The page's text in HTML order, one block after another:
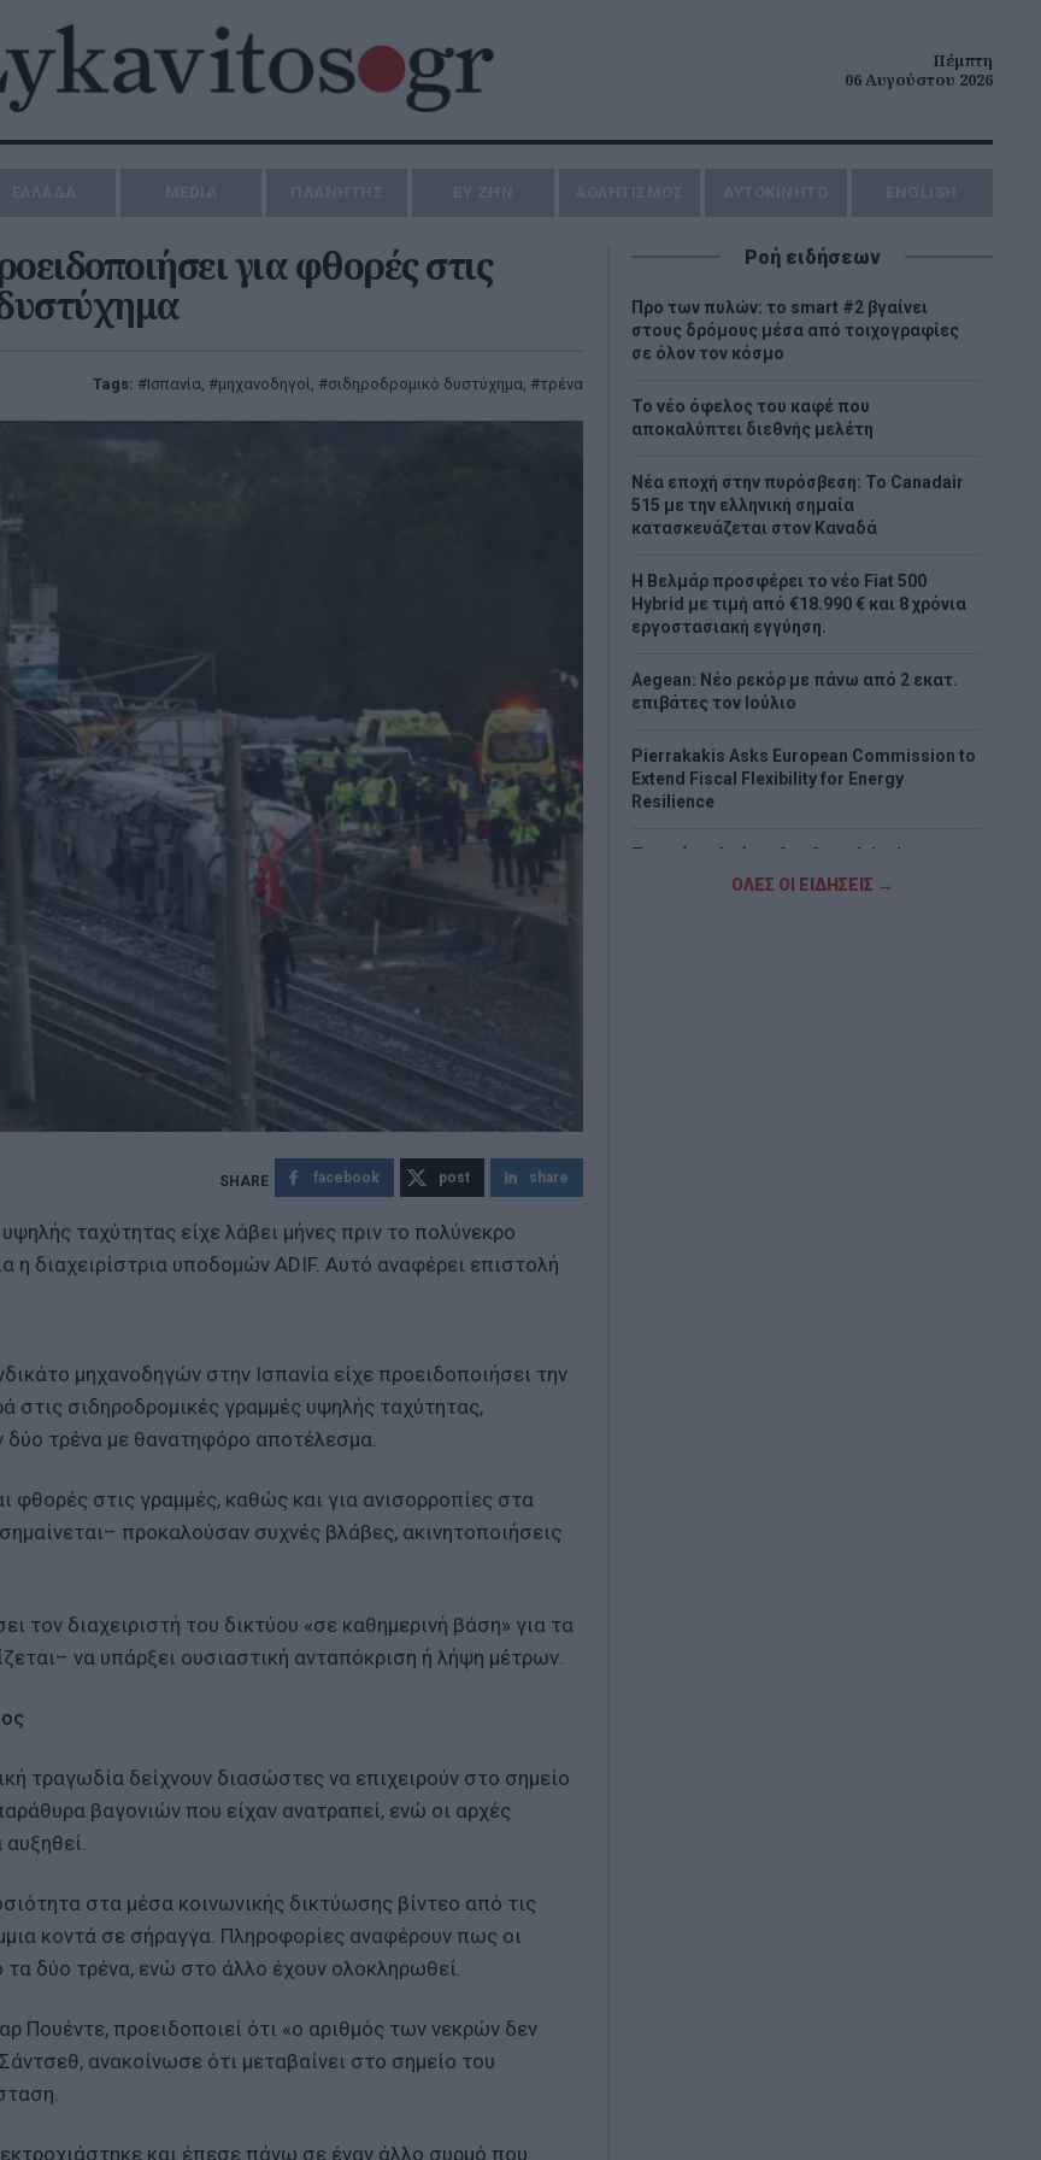
Πέμπτη
06 Αυγούστου 2026
για φθορές στις
Tags: Ισπανία, μηχανοδηγοί, σιδηροδρομικό δυστύχημα, τρένα
facebook post share
ταχύτητας είχε λάβει μήνες πριν το πολύνεκρο
διαχειρίστρια υποδομών ADIF. Αυτό αναφέρει επιστολή
μηχανοδηγών στην Ισπανία είχε προειδοποιήσει την
σιδηροδρομικές γραμμές υψηλής ταχύτητας,
δύο τρένα με θανατηφόρο αποτέλεσμα.
φθορές στις γραμμές, καθώς και για ανισορροπίες στα
προκαλούσαν συχνές βλάβες, ακινητοποιήσεις
τον διαχειριστή του δικτύου «σε καθημερινή βάση» για τα
να υπάρξει ουσιαστική ανταπόκριση ή λήψη μέτρων.
τραγωδία δείχνουν διασώστες να επιχειρούν στο σημείο
βαγονιών που είχαν ανατραπεί, ενώ οι αρχές
στα μέσα κοινωνικής δικτύωσης βίντεο από τις
κοντά σε σήραγγα. Πληροφορίες αναφέρουν πως οι
δύο τρένα, ενώ στο άλλο έχουν ολοκληρωθεί.
Πουέντε, προειδοποιεί ότι «ο αριθμός των νεκρών δεν
ανακοίνωσε ότι μεταβαίνει στο σημείο του
και έπεσε πάνω σε έναν άλλο συρμό που
Ροή ειδήσεων
Προ των πυλών: το smart #2 βγαίνει
στους δρόμους μέσα από τοιχογραφίες
σε όλον τον κόσμο
Το νέο όφελος του καφέ που
αποκαλύπτει διεθνής μελέτη
Νέα εποχή στην πυρόσβεση: Το Canadair
515 με την ελληνική σημαία
κατασκευάζεται στον Καναδά
Η Βελμάρ προσφέρει τo νέο Fiat 500
Hybrid με τιμή από €18.990 € και 8 χρόνια
εργοστασιακή εγγύηση.
Aegean: Νέο ρεκόρ με πάνω από 2 εκατ.
επιβάτες τον Ιούλιο
Pierrakakis Asks European Commission to
Extend Fiscal Flexibility for Energy
Resilience
Παππάς: «Απένταξαν Canadair, drones και
ελικόπτερα από το Ταμείο Ανάκαμψης –
ΟΛΕΣ ΟΙ ΕΙΔΗΣΕΙΣ →